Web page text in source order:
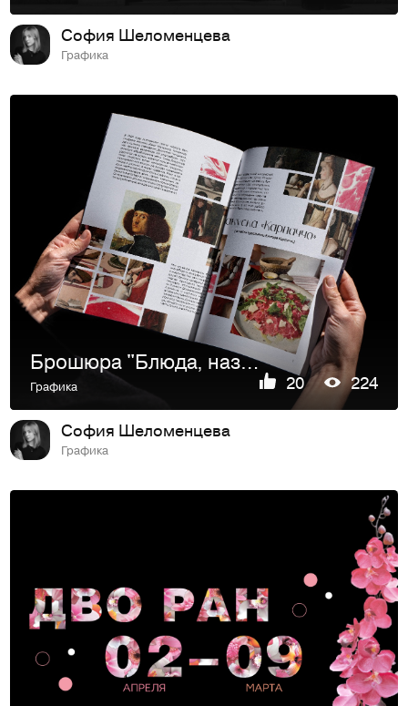
София Шеломенцева
Графика
Брошюра "Блюда, названные в честь известных личностей"
Графика 20 224
София Шеломенцева
Графика